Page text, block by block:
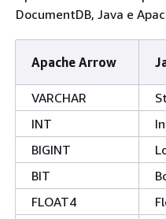
DocumentDB, Java e
Apache Arrow
VARCHAR
INT
BIGINT
BIT
FLOAT4